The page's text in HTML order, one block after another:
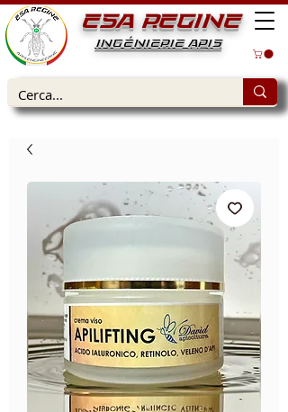
ESA REGINE
INGÉNIERIE APIS